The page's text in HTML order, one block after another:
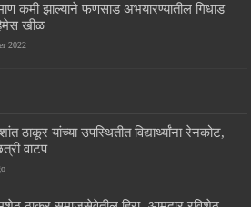
कमी झाल्याने फणसाड अभयारण्यातील गिधाड
खीळ
2022
ठाकूर यांच्या उपस्थितीत विद्यार्थ्यांना रेनकोट,
वाटप